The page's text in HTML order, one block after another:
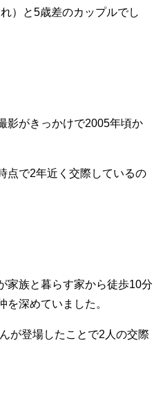
）と5歳差のカップルでし
影がきっかけで2005年頃か
点で2年近く交際しているの
家族と暮らす家から徒歩10分
を深めていました。
が登場したことで2人の交際